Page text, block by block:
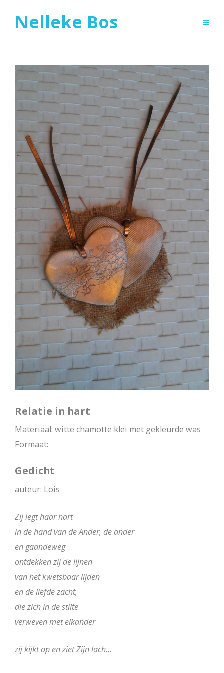
Nelleke Bos
Relatie in hart
Materiaal: witte chamotte klei met gekleurde was
Formaat:
Gedicht
auteur: Lois
Zij legt haar hart
in de hand van de Ander, de ander
en gaandeweg
ontdekken zij de lijnen
van het kwetsbaar lijden
en de liefde zacht,
die zich in de stilte
verweven met elkander
zij kijkt op en ziet Zijn lach…